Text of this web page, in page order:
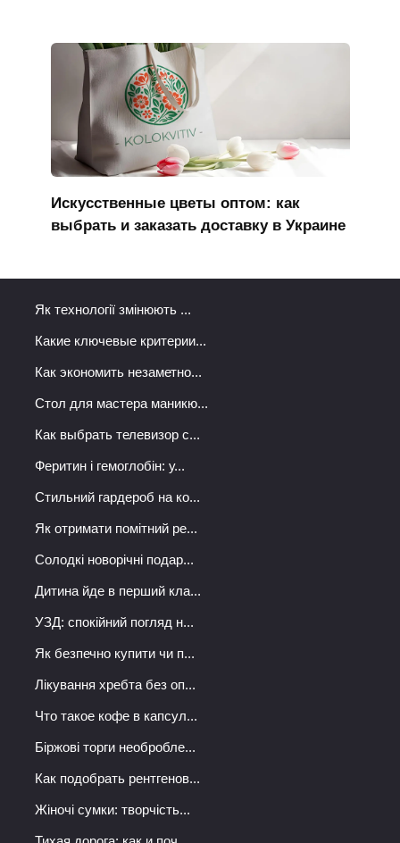
Искусственные цветы оптом: как
выбрать и заказать доставку в Украине
Як технології змінюють ...
Какие ключевые критерии...
Как экономить незаметно...
Стол для мастера маникю...
Как выбрать телевизор с...
Феритин і гемоглобін: у...
Стильний гардероб на ко...
Як отримати помітний ре...
Солодкі новорічні подар...
Дитина йде в перший кла...
УЗД: спокійний погляд н...
Як безпечно купити чи п...
Лікування хребта без оп...
Что такое кофе в капсул...
Біржові торги необробле...
Как подобрать рентгенов...
Жіночі сумки: творчість...